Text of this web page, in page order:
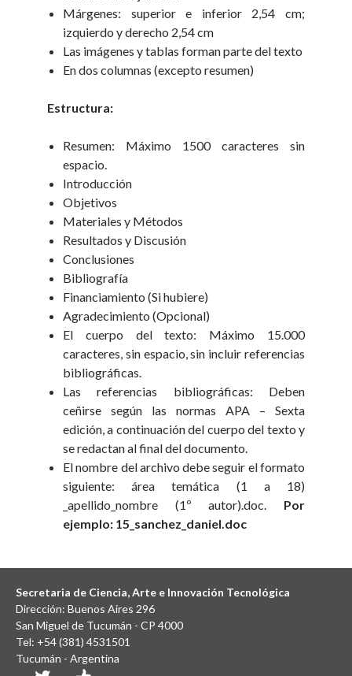
Márgenes: superior e inferior 2,54 cm;
izquierdo y derecho 2,54 cm
Las imágenes y tablas forman parte del texto
En dos columnas (excepto resumen)
Estructura:
Resumen: Máximo 1500 caracteres sin
espacio.
Introducción
Objetivos
Materiales y Métodos
Resultados y Discusión
Conclusiones
Bibliografía
Financiamiento (Si hubiere)
Agradecimiento (Opcional)
El cuerpo del texto: Máximo 15.000
caracteres, sin espacio, sin incluir referencias
bibliográficas.
Las referencias bibliográficas: Deben
ceñirse según las normas APA – Sexta
edición, a continuación del cuerpo del texto y
se redactan al final del documento.
El nombre del archivo debe seguir el formato
siguiente: área temática (1 a 18)
_apellido_nombre (1º autor).doc. Por
ejemplo: 15_sanchez_daniel.doc
Secretaria de Ciencia, Arte e Innovación Tecnológica
Dirección: Buenos Aires 296
San Miguel de Tucumán - CP 4000
Tel: +54 (381) 4531501
Tucumán - Argentina